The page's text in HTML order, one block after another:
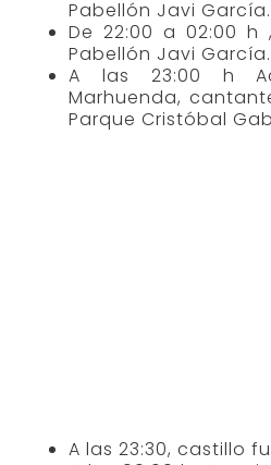
Pabellón Javi García.
De 22:00 a 02:00 h
Pabellón Javi García.
A las 23:00 h
Marhuenda,
Parque Cristóbal
A las 17:30 h,